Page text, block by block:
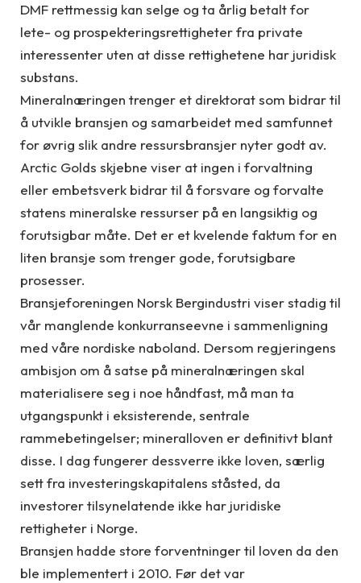
DMF rettmessig kan selge og ta årlig betalt for
lete- og prospekteringsrettigheter fra private
interessenter uten at disse rettighetene har juridisk
substans.
Mineralnæringen trenger et direktorat som bidrar til
å utvikle bransjen og samarbeidet med samfunnet
for øvrig slik andre ressursbransjer nyter godt av.
Arctic Golds skjebne viser at ingen i forvaltning
eller embetsverk bidrar til å forsvare og forvalte
statens mineralske ressurser på en langsiktig og
forutsigbar måte. Det er et kvelende faktum for en
liten bransje som trenger gode, forutsigbare
prosesser.
Bransjeforeningen Norsk Bergindustri viser stadig til
vår manglende konkurranseevne i sammenligning
med våre nordiske naboland. Dersom regjeringens
ambisjon om å satse på mineralnæringen skal
materialisere seg i noe håndfast, må man ta
utgangspunkt i eksisterende, sentrale
rammebetingelser; mineralloven er definitivt blant
disse. I dag fungerer dessverre ikke loven, særlig
sett fra investeringskapitalens ståsted, da
investorer tilsynelatende ikke har juridiske
rettigheter i Norge.
Bransjen hadde store forventninger til loven da den
ble implementert i 2010. Før det var